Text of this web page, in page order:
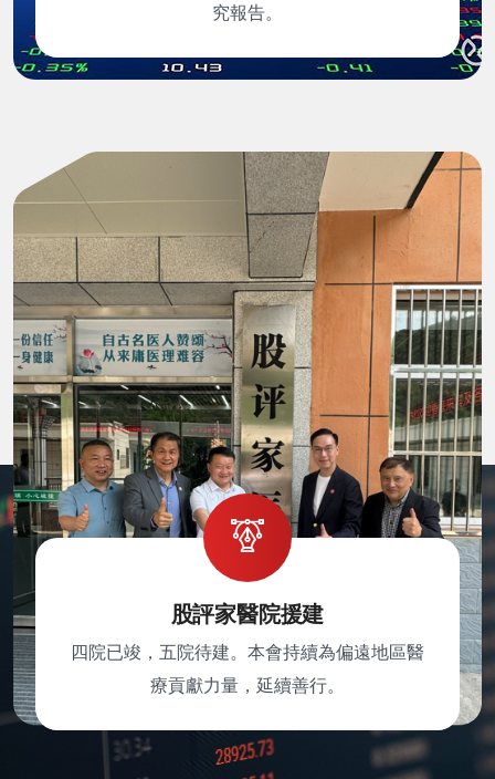
究報告。
股評家醫院援建
四院已竣，五院待建。本會持續為偏遠地區醫
療貢獻力量，延續善行。